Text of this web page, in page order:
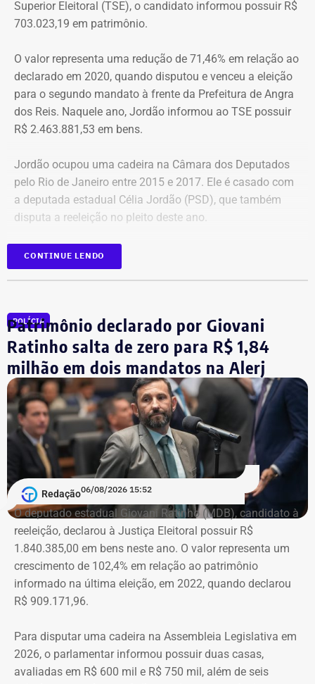
Superior Eleitoral (TSE), o candidato informou possuir R$
703.023,19 em patrimônio.
O valor representa uma redução de 71,46% em relação ao
declarado em 2020, quando disputou e venceu a eleição
para o segundo mandato à frente da Prefeitura de Angra
dos Reis. Naquele ano, Jordão informou ao TSE possuir
R$ 2.463.881,53 em bens.
Jordão ocupou uma cadeira na Câmara dos Deputados
pelo Rio de Janeiro entre 2015 e 2017. Ele é casado com
a deputada estadual Célia Jordão (PSD), que também
disputa a reeleição no pleito deste ano.
Patrimônio 3,5 vezes menor em seis
anos
Entre as duas declarações de bens, a principal mudança
no patrimônio de Fernando Jordão está na redução dos
valores relacionados a créditos e participações
empresariais.
Em 2020, esses ativos representavam a maior parte do
patrimônio informado pelo então candidato à Prefeitura
de Angra dos Reis: R$ 1,9 milhão.
Na declaração deste ano, esses valores deixaram de
aparecer nos mesmos moldes e foram substituídos por
uma participação societária e outros bens de menor valor.
Já os imóveis declarados permaneceram praticamente
estáveis, com terrenos e casas em Angra dos Reis
mantendo valores semelhantes aos informados seis anos
antes.
empresariais que, em 2020, representavam a maior parte
do patrimônio declarado. Em seis anos, os valores
registrados como bens e direitos tiveram uma queda de
CONTINUE LENDO
POLÍCIA
Patrimônio declarado por Giovani
Ratinho salta de zero para R$ 1,84
milhão em dois mandatos na Alerj
Redação06/08/2026 15:52
O deputado estadual Giovani Ratinho (MDB), candidato à
reeleição, declarou à Justiça Eleitoral possuir R$
1.840.385,00 em bens neste ano. O valor representa um
crescimento de 102,4% em relação ao patrimônio
informado na última eleição, em 2022, quando declarou
R$ 909.171,96.
Para disputar uma cadeira na Assembleia Legislativa em
2026, o parlamentar informou possuir duas casas,
avaliadas em R$ 600 mil e R$ 750 mil, além de seis